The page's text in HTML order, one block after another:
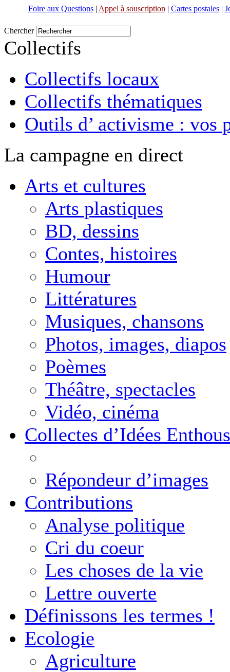
Foire aux Questions| Appel à souscription | Cartes postales|
Chercher
Collectifs
Collectifs locaux
Collectifs thématiques
Outils d’ activisme : vos
La campagne en direct
Arts et cultures
Arts plastiques
BD, dessins
Contes, histoires
Humour
Littératures
Musiques, chansons
Photos, images, diapos
Poèmes
Théâtre, spectacles
Vidéo, cinéma
Collectes d’Idées
Répondeur d’images
Contributions
Analyse politique
Cri du coeur
Les choses de la vie
Lettre ouverte
Définissons les termes !
Ecologie
Agriculture